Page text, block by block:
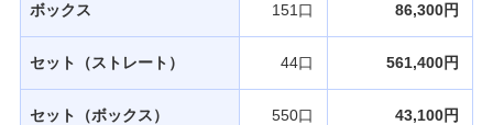
ボックス 151口 86,300円
セット（ストレート） 44口 561,400円
セット（ボックス） 550口 43,100円